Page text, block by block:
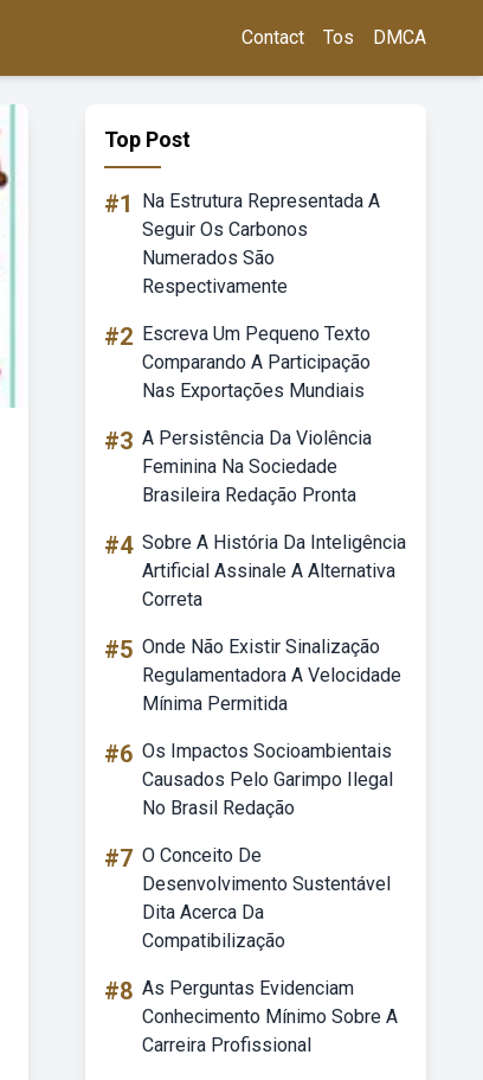
Contact Tos DMCA
Top Post
#1
Na Estrutura Representada A
Seguir Os Carbonos
Numerados São
Respectivamente
#2 Escreva Um Pequeno Texto
Comparando A Participação
Nas Exportações Mundiais
#3 A Persistência Da Violência
Feminina Na Sociedade
Brasileira Redação Pronta
#4 Sobre A História Da Inteligência
Artificial Assinale A Alternativa
Correta
#5 Onde Não Existir Sinalização
Regulamentadora A Velocidade
Mínima Permitida
#6 Os Impactos Socioambientais
Causados Pelo Garimpo Ilegal
No Brasil Redação
#7 O Conceito De
Desenvolvimento Sustentável
Dita Acerca Da
Compatibilização
#8 As Perguntas Evidenciam
Conhecimento Mínimo Sobre A
Carreira Profissional